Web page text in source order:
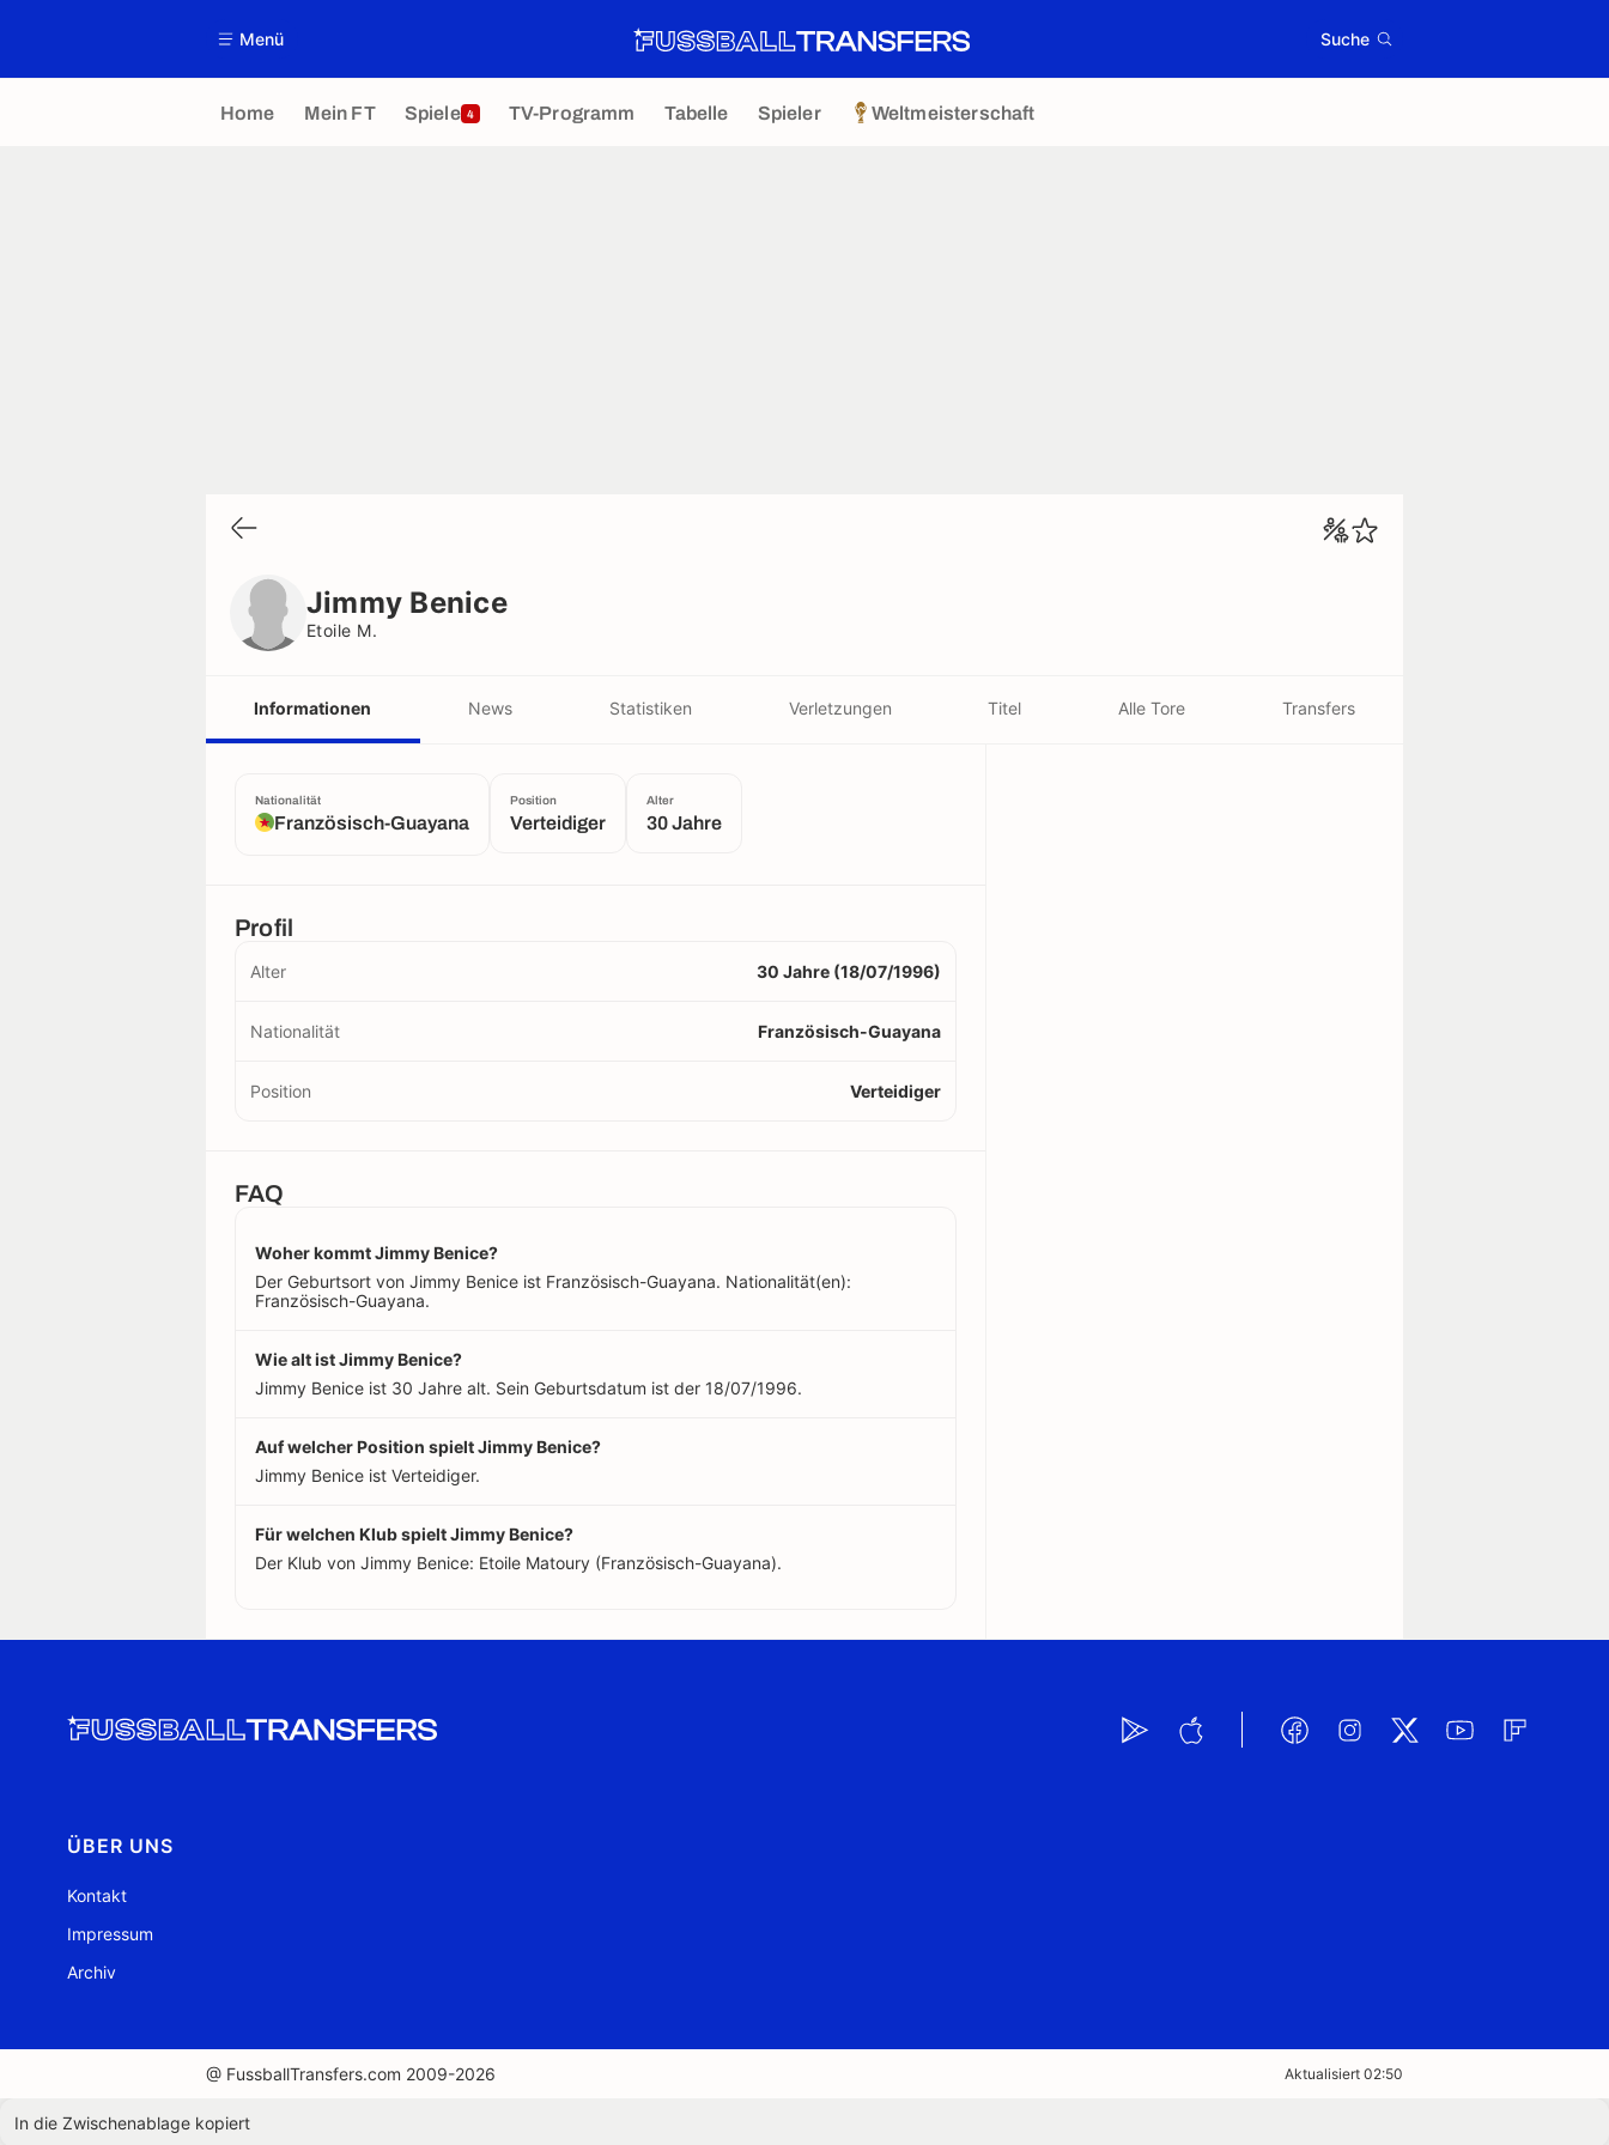
Menü Suche
Home Mein FT Spiele 4 TV-Programm Tabelle Spieler Weltmeisterschaft
Jimmy Benice
Etoile M.
Informationen News Statistiken Verletzungen Titel Alle Tore Transfers
Nationalität
Französisch-Guayana
Position
Verteidiger
Alter
30 Jahre
Profil
Alter 30 Jahre (18/07/1996)
Nationalität Französisch-Guayana
Position Verteidiger
FAQ
Woher kommt Jimmy Benice?
Der Geburtsort von Jimmy Benice ist Französisch-Guayana. Nationalität(en):
Französisch-Guayana.
Wie alt ist Jimmy Benice?
Jimmy Benice ist 30 Jahre alt. Sein Geburtsdatum ist der 18/07/1996.
Auf welcher Position spielt Jimmy Benice?
Jimmy Benice ist Verteidiger.
Für welchen Klub spielt Jimmy Benice?
Der Klub von Jimmy Benice: Etoile Matoury (Französisch-Guayana).
ÜBER UNS
Kontakt
Impressum
Archiv
@ FussballTransfers.com 2009-2026 Aktualisiert 02:50
In die Zwischenablage kopiert